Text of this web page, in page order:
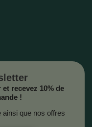
recevez 10% de
!
que nos offres